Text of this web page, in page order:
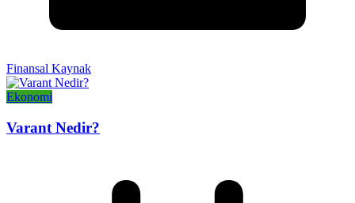
Finansal Kaynak
Ekonomi
Varant Nedir?